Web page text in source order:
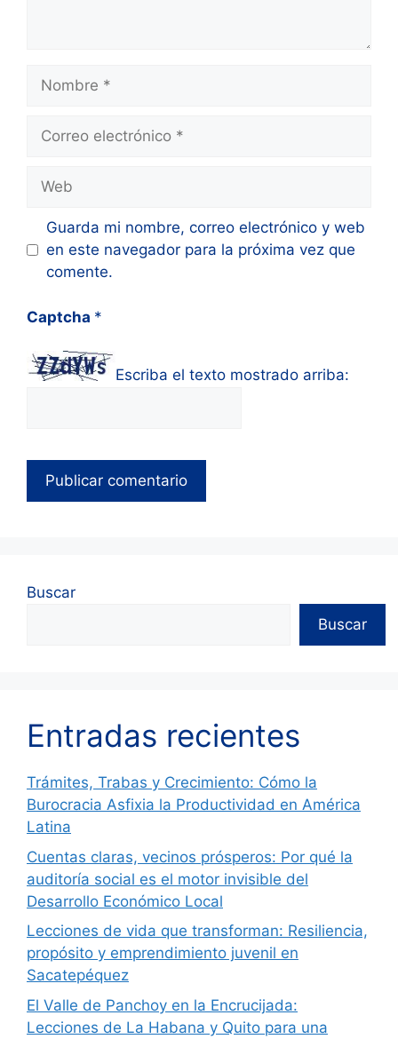
Nombre
Correo
Web
Guarda mi nombre, correo electrónico y web
en este navegador para la próxima vez que
comente.
Captcha *
Escriba el texto mostrado arriba:
Buscar
Buscar
Entradas recientes
Trámites, Trabas y Crecimiento: Cómo la
Burocracia Asfixia la Productividad en América
Latina
Cuentas claras, vecinos prósperos: Por qué la
auditoría social es el motor invisible del
Desarrollo Económico Local
Lecciones de vida que transforman: Resiliencia,
propósito y emprendimiento juvenil en
Sacatepéquez
El Valle de Panchoy en la Encrucijada:
Lecciones de La Habana y Quito para una